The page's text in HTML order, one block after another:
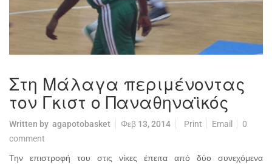
Στη Μάλαγα περιμένοντας
τον Γκιστ ο Παναθηναϊκός
Written by agapotobasket Φεβ 13, 2014 Print Email
0
comment
Την επιστροφή του στις νίκες έπειτα από δύο συνεχόμενα